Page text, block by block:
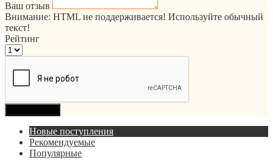
Ваш отзыв
Внимание: HTML не поддерживается! Используйте обычный
текст!
Рейтинг
Новые поступления
Рекомендуемые
Популярные